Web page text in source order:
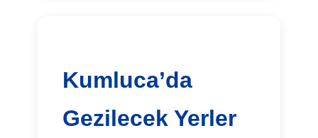
Kumluca’da
Gezilecek Yerler